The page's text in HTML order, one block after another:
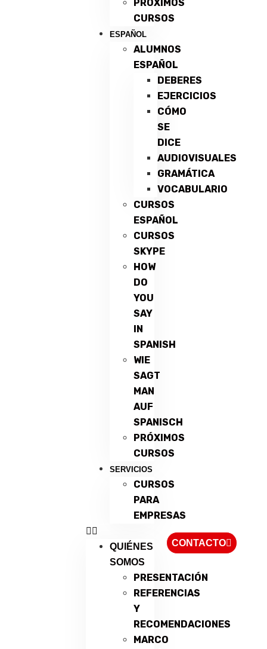
PRÓXIMOS
CURSOS
ESPAÑOL
ALUMNOS
ESPAÑOL
DEBERES
EJERCICIOS
CÓMO
SE
DICE
AUDIOVISUALES
GRAMÁTICA
VOCABULARIO
CURSOS
ESPAÑOL
CURSOS
SKYPE
HOW
DO
YOU
SAY
IN
SPANISH
WIE
SAGT
MAN
AUF
SPANISCH
PRÓXIMOS
CURSOS
SERVICIOS
CURSOS
PARA
EMPRESAS
QUIÉNES
SOMOS
PRESENTACIÓN
REFERENCIAS
Y
RECOMENDACIONES
MARCO
CONTACTO